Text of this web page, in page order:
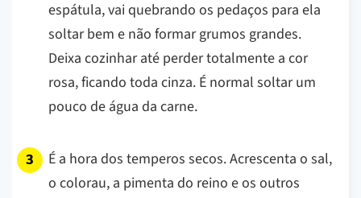
espátula, vai quebrando os pedaços para ela
soltar bem e não formar grumos grandes.
Deixa cozinhar até perder totalmente a cor
rosa, ficando toda cinza. É normal soltar um
pouco de água da carne.
É a hora dos temperos secos. Acrescenta o sal,
o colorau, a pimenta do reino e os outros